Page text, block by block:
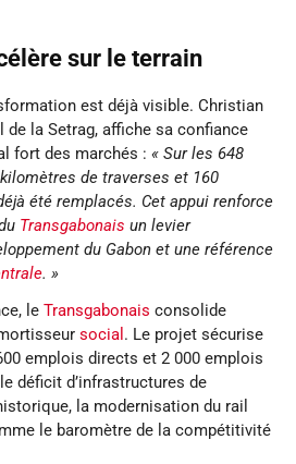
sur le terrain
est déjà visible. Christian
de la Setrag, affiche sa confiance
fort des marchés : « Sur les 648
de traverses et 160
été remplacés. Cet appui renforce
Transgabonais un levier
du Gabon et une référence
. »
le Transgabonais consolide
social . Le projet sécurise
emplois directs et 2 000 emplois
déficit d’infrastructures de
la modernisation du rail
le baromètre de la compétitivité